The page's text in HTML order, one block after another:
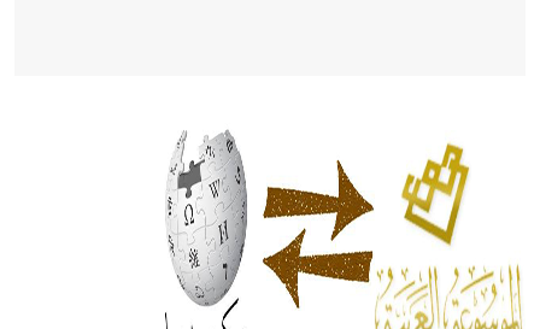
من مادة كربونات الكلسيوم، وهو أحمر أو شديد الحمرة وهو
أجود أنواعه، ويمتاز بكبر الحجم ويسمى الش
هل تعلم أن الأبسيد كلمة فرنسية اللفظ تم اعتمادها مصطلحاً
أثرياً يستخدم في العمارة عموماً وفي العمارة الدينية الخاصة